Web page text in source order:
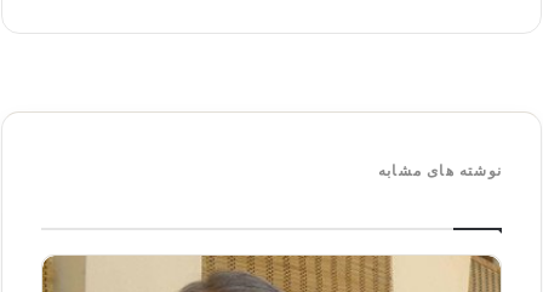
نوشته های مشابه